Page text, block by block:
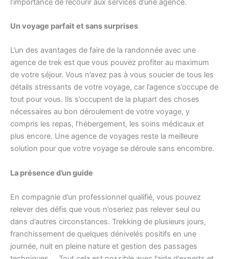
l’importance de recourir aux services d’une agence.
Un voyage parfait et sans surprises
L’un des avantages de faire de la randonnée avec une
agence de trek est que vous pouvez profiter au maximum
de votre séjour. Vous n’avez pas à vous soucier de tous les
détails stressants de votre voyage, car l’agence s’occupe de
tout pour vous. Ils s’occupent de la plupart des choses
nécessaires au bon déroulement de votre voyage, y
compris les repas, l’hébergement, les soins médicaux et
plus encore. Une agence de voyages reste la meilleure
solution pour que votre voyage se déroule sans encombre.
La présence d’un guide
En compagnie d’un professionnel qualifié, vous pouvez
relever des défis que vous n’oseriez pas relever seul ou
dans d’autres circonstances. Trekking de plusieurs jours,
franchissement de quelques dénivelés positifs en une
journée, nuit en pleine nature et gestion des passages